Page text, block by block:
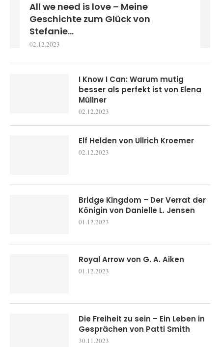
All we need is love – Meine
Geschichte zum Glück von
Stefanie...
02.12.2023
I Know I Can: Warum mutig
besser als perfekt ist von Elena
Müllner
02.12.2023
Elf Helden von Ullrich Kroemer
02.12.2023
Bridge Kingdom – Der Verrat der
Königin von Danielle L. Jensen
01.12.2023
Royal Arrow von G. A. Aiken
01.12.2023
Die Freiheit zu sein – Ein Leben in
Gesprächen von Patti Smith
30.11.2023